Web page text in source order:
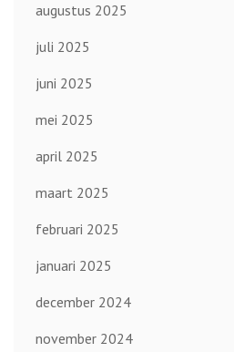
augustus 2025
juli 2025
juni 2025
mei 2025
april 2025
maart 2025
februari 2025
januari 2025
december 2024
november 2024